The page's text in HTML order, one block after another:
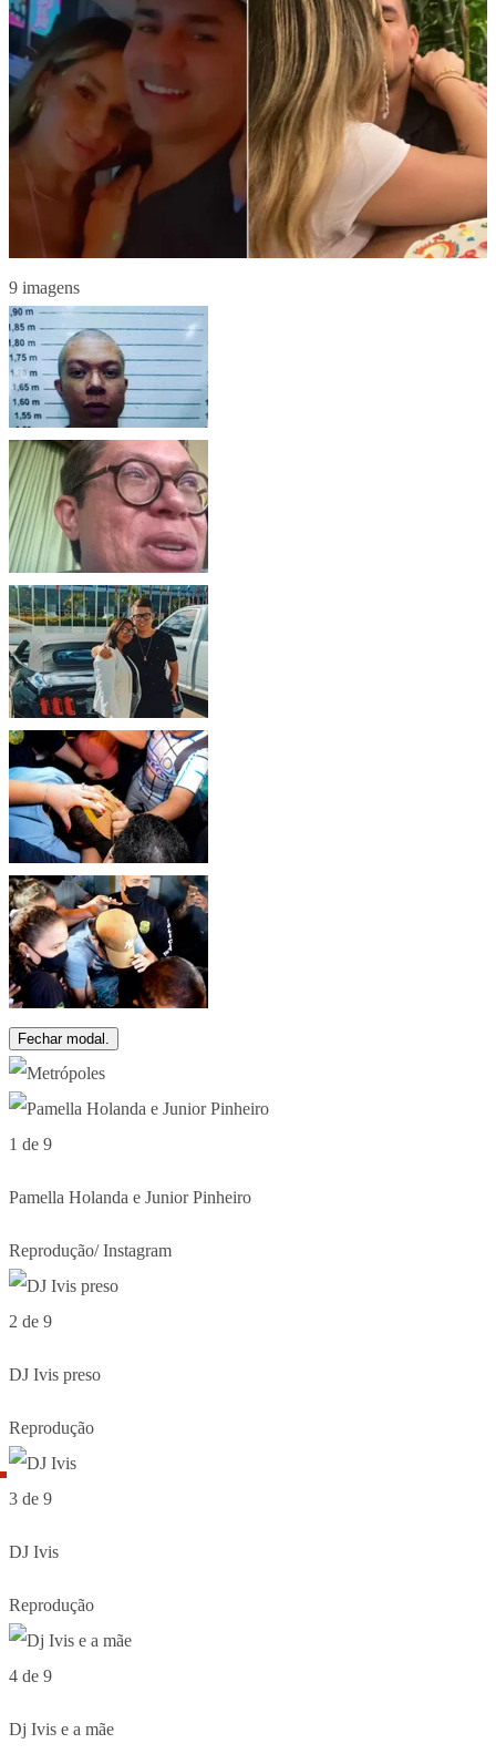
9 imagens
Fechar modal.
1 de 9
Pamella Holanda e Junior Pinheiro
Reprodução/ Instagram
2 de 9
DJ Ivis preso
Reprodução
3 de 9
DJ Ivis
Reprodução
4 de 9
Dj Ivis e a mãe